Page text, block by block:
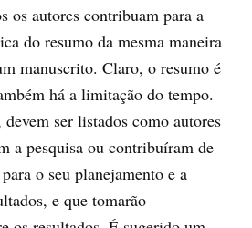
os autores contribuam para a
do resumo da mesma maneira
manuscrito. Claro, o resumo é
há a limitação do tempo.
ser listados como autores
a pesquisa ou contribuíram de
o seu planejamento e a
e que tomarão